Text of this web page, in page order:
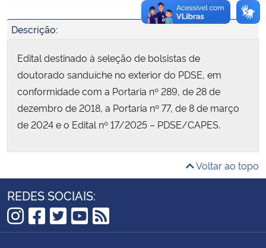
Banco Central do Brasil
Planalto
Descrição:
Edital destinado à seleção de bolsistas de
doutorado sanduíche no exterior do PDSE, em
conformidade com a Portaria nº 289, de 28 de
dezembro de 2018, a Portaria nº 77, de 8 de março
de 2024 e o Edital nº 17/2025 – PDSE/CAPES.
Voltar ao topo
REDES SOCIAIS:
Instagram
Facebook
Twitter
YouTube
RSS